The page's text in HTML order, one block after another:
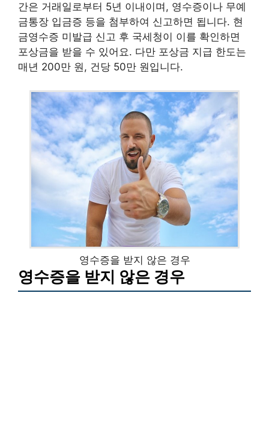
간은 거래일로부터 5년 이내이며, 영수증이나 무예
금통장 입금증 등을 첨부하여 신고하면 됩니다. 현
금영수증 미발급 신고 후 국세청이 이를 확인하면
포상금을 받을 수 있어요. 다만 포상금 지급 한도는
매년 200만 원, 건당 50만 원입니다.
영수증을 받지 않은 경우
영수증을 받지 않은 경우